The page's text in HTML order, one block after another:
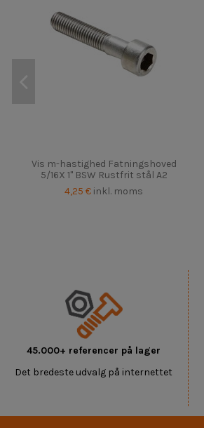
Vis m-hastighed Fatningshoved
5/16X 1" BSW Rustfrit stål A2
4,25 € inkl. moms
45.000+ referencer på lager
Det bredeste udvalg på internettet